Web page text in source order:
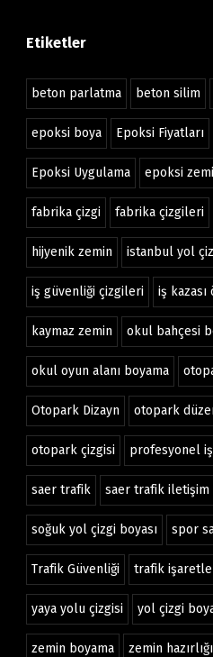
Etiketler
beton parlatma beton silim
epoksi boya Epoksi Fiyatları
Epoksi Uygulama epoksi
fabrika çizgi fabrika çizgileri
hijyenik zemin istanbul yol
iş güvenliği çizgileri iş kazası
kaymaz zemin okul bahçesi
okul oyun alanı boyama
Otopark Dizayn otopark
otopark çizgisi profesyonel
saer trafik saer trafik iletişim
soğuk yol çizgi boyası spor
Trafik Güvenliği trafik
yaya yolu çizgisi yol çizgi
zemin boyama zemin hazırlığı